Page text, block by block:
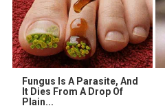
Fungus Is A Parasite, And
It Dies From A Drop Of
Plain...